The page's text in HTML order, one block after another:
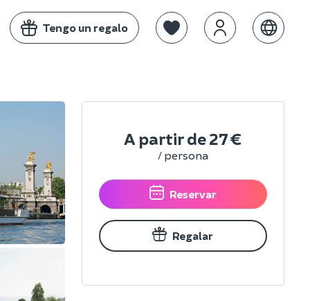
Tengo un regalo
A partir de27 €
/ persona
Reservar
Regalar